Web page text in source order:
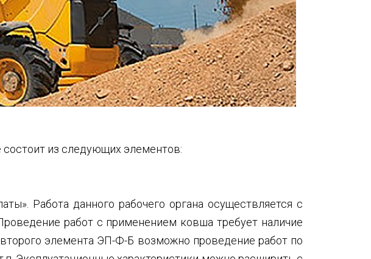
из следующих элементов:
Работа данного рабочего органа осуществляется с
работ с применением ковша требует наличие
элемента ЭП-Ф-Б возможно проведение работ по